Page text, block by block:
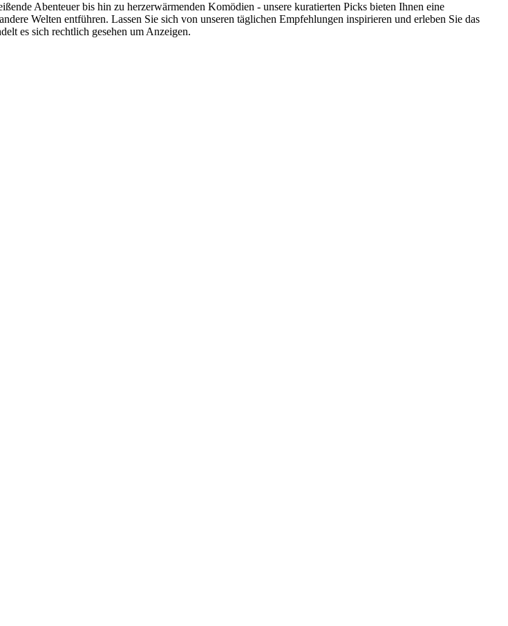
Abenteuer bis hin zu herzerwärmenden Komödien - unsere kuratierten Picks bieten Ihnen eine
Welten entführen. Lassen Sie sich von unseren täglichen Empfehlungen inspirieren und erleben Sie das
es sich rechtlich gesehen um Anzeigen.